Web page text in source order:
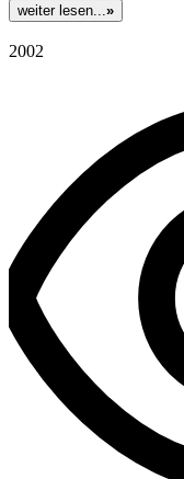
weiter lesen...»
2002